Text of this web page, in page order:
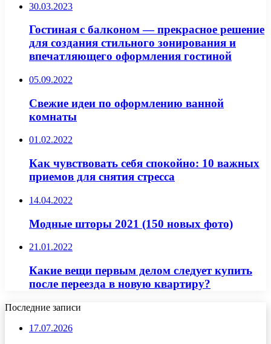
30.03.2023
Гостиная с балконом — прекрасное решение
для создания стильного зонирования и
впечатляющего оформления гостиной
05.09.2022
Свежие идеи по оформлению ванной
комнаты
01.02.2022
Как чувствовать себя спокойно: 10 важных
приемов для снятия стресса
14.04.2022
Модные шторы 2021 (150 новых фото)
21.01.2022
Какие вещи первым делом следует купить
после переезда в новую квартиру?
Последние записи
17.07.2026